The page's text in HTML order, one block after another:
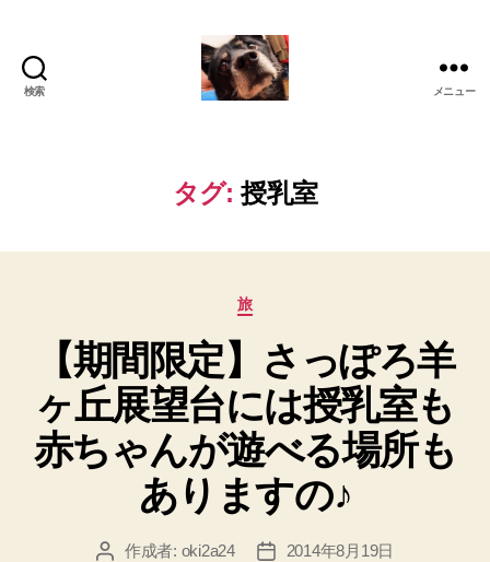
検索 メニュー
タグ: 授乳室
カ
ー
旅
【期間限定】さっぽろ羊
ヶ丘展望台には授乳室も
赤ちゃんが遊べる場所も
ありますの♪
投 作成者: oki2a24
投
2014年8月19日